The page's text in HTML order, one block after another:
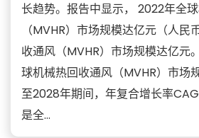
长趋势。报告中显示， 2022年全
（MVHR）市场规模达亿元（人民
收通风（MVHR）市场规模达亿元
球机械热回收通风（MVHR）市场
至2028年期间，年复合增长率
是全...